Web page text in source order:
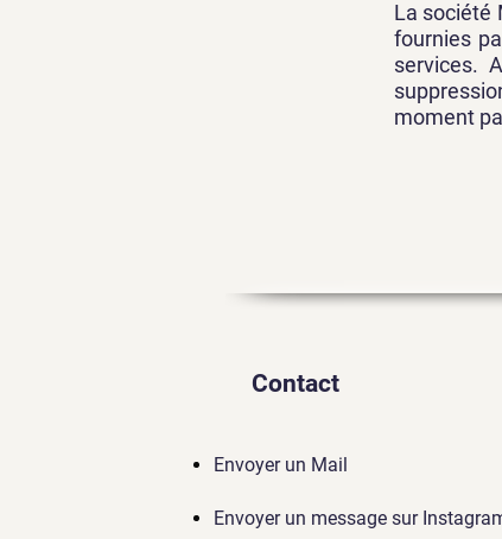
La société
fournies
services.
moment
Contact
Envoyer un Mail
Envoyer un message sur